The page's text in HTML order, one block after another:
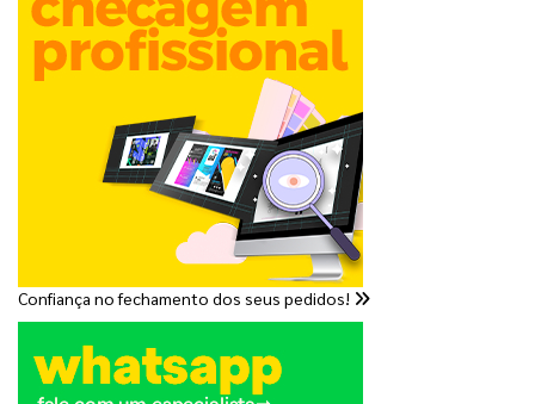
Confiança no fechamento dos seus pedidos!